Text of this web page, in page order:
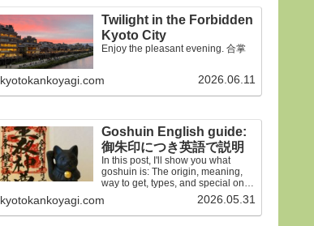
Twilight in the Forbidden
Kyoto City
Enjoy the pleasant evening. 合掌
kyotokankoyagi.com 2026.06.11
Goshuin English guide:
御朱印につき英語で説明
In this post, I'll show you what
goshuin is: The origin, meaning,
way to get, types, and special ones
in Gion Matsuri festival.
kyotokankoyagi.com 2026.05.31